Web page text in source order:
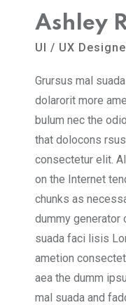
Ashley
UI / UX
Grursus mal
dolarorit more
bulum nec the
that dolocons
consectetur elit.
on the Internet
chunks as
dummy generator
suada faci lisis
ametion
aea the dumm
mal suada and